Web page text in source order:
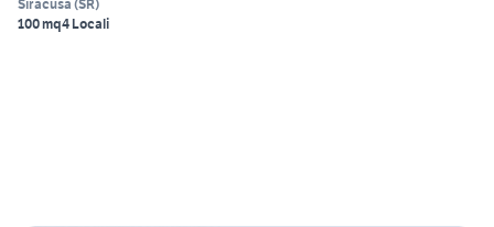
Siracusa (SR)
100 mq4 Locali